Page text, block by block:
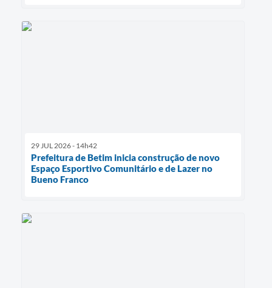
29 JUL 2026 - 14h42
Prefeitura de Betim inicia construção de novo
Espaço Esportivo Comunitário e de Lazer no
Bueno Franco